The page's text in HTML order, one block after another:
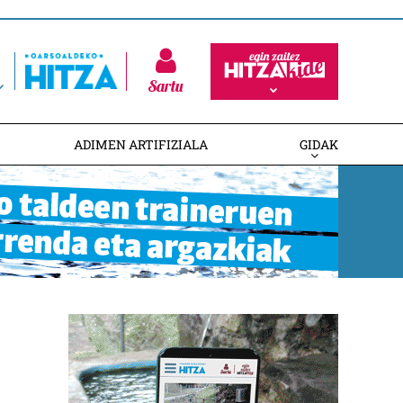
Sartu
ADIMEN ARTIFIZIALA GIDAK